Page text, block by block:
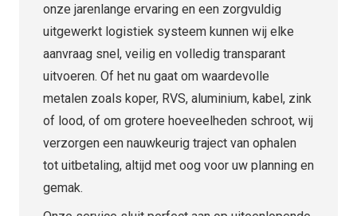
onze jarenlange ervaring en een zorgvuldig
uitgewerkt logistiek systeem kunnen wij elke
aanvraag snel, veilig en volledig transparant
uitvoeren. Of het nu gaat om waardevolle
metalen zoals koper, RVS, aluminium, kabel, zink
of lood, of om grotere hoeveelheden schroot, wij
verzorgen een nauwkeurig traject van ophalen
tot uitbetaling, altijd met oog voor uw planning en
gemak.